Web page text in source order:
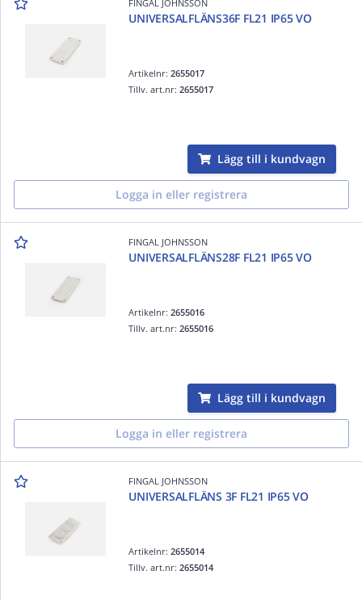
FINGAL JOHNSSON
UNIVERSALFLÄNS36F FL21 IP65 VO
Artikelnr:2655017
Tillv. art.nr:2655017
Lägg till i kundvagn
Logga in eller registrera
FINGAL JOHNSSON
UNIVERSALFLÄNS28F FL21 IP65 VO
Artikelnr:2655016
Tillv. art.nr:2655016
Lägg till i kundvagn
Logga in eller registrera
FINGAL JOHNSSON
UNIVERSALFLÄNS 3F FL21 IP65 VO
Artikelnr:2655014
Tillv. art.nr:2655014